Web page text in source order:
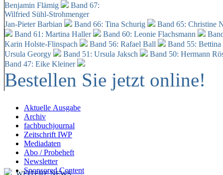
Benjamin Flämig
Band 67:
Wilfried Sühl-Strohmenger
Jan-Pieter Barbian
Band 66: Tina Schurig
Band 65: Christine
Band 61: Martina Haller
Band 60: Leonie Flachsmann
Karin Holste-Flinspach
Band 56: Rafael Ball
Band 55:
Ursula Georgy
Band 51: Ursula Jaksch Band 50: Hermann
Band 47: Eike Kleiner
Bestellen Sie jetzt online!
Aktuelle Ausgabe
Archiv
fachbuchjournal
Zeitschrift IWP
Mediadaten
Abo / Probeheft
Newsletter
Sponsored Content